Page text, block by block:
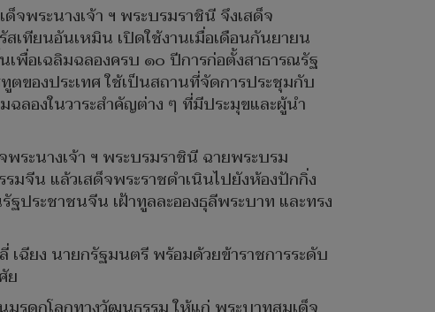
จพระนางเจ้า ฯ พระบรมราชินี จึงเสด็จ
เทียนอันเหมิน เปิดใช้งานเมื่อเดือนกันยายน
พื่อเฉลิมฉลองครบ ๑๐ ปีการก่อตั้งสาธารณรัฐ
ของประเทศ ใช้เป็นสถานที่จัดการประชุมกับ
ลองในวาระสำคัญต่าง ๆ ที่มีประมุขและผู้นำ
ระนางเจ้า ฯ พระบรมราชินี ฉายพระบรม
จีน แล้วเสด็จพระราชดำเนินไปยังห้องปักกิ่ง
ประชาชนจีน เฝ้าทูลละอองธุลีพระบาท และทรง
เฉียง นายกรัฐมนตรี พร้อมด้วยข้าราชการระดับ
ย